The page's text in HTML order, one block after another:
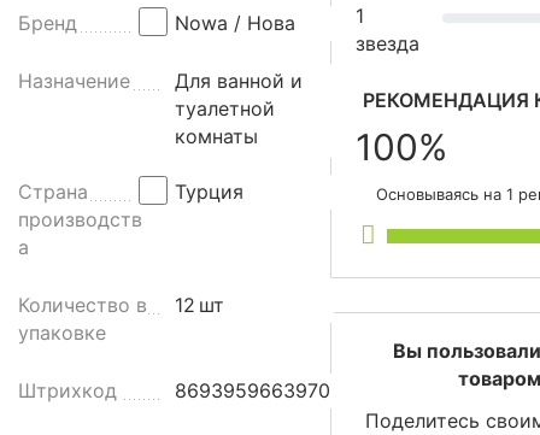
е
и
и
о
м
а
Бренд Nowa / Нова
Назначение
Для ванной и
туалетной
комнаты
Страна
производств
а
Турция
Количество в
упаковке
12 шт
Штрихкод 8693959663970
1
звезда
РЕКОМЕНДАЦИЯ
100%
Основываясь на 1
Вы
Поделитесь